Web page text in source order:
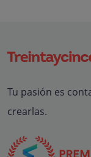
Tu pasión es
crearlas.